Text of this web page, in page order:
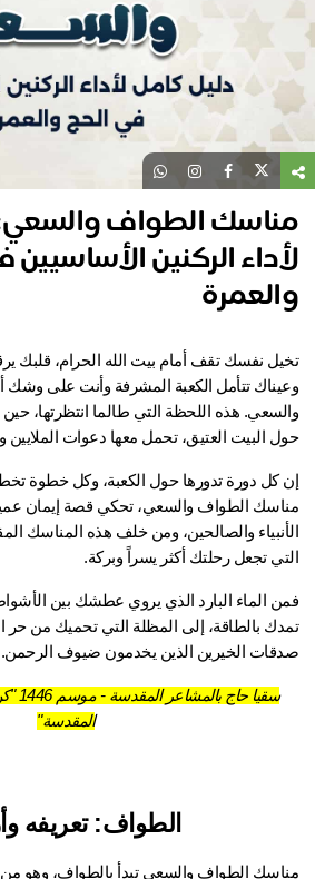
الطواف والسعي:
الركنين الأساسيين
البيت العتيق، تحمل معها دعوات الملايين
تجعل رحلتك أكثر يسراً وبركة.
الخيرين الذين يخدمون ضيوف الرحمن.
سقيا حاج
المقدسة"
الطواف: تعريفه